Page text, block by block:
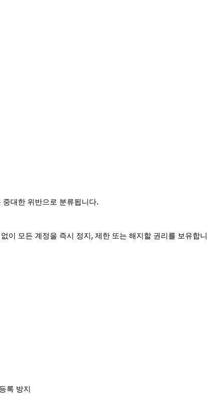
대한 위반으로 분류됩니다.
이 모든 계정을 즉시 정지, 제한 또는 해지할 권리를 보유합
록 방지